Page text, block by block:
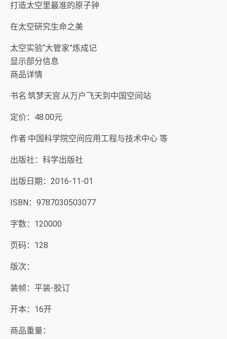
打造太空里最准的原子钟
在太空研究生命之美
太空实验“大管家”炼成记
显示部分信息
商品详情
书名:筑梦天宫:从万户飞天到中国空间站
定价：48.00元
作者:中国科学院空间应用工程与技术中心 等
出版社：科学出版社
出版日期：2016-11-01
ISBN：9787030503077
字数：120000
页码：128
版次：
装帧：平装-胶订
开本：16开
商品重量：